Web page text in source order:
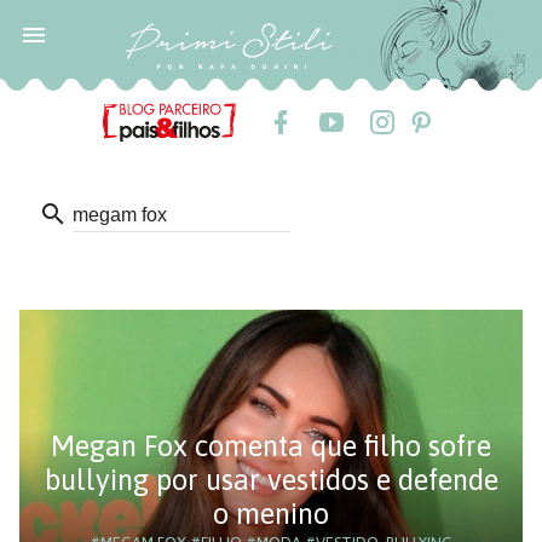

search
Megan Fox comenta que filho sofre
bullying por usar vestidos e defende
o menino